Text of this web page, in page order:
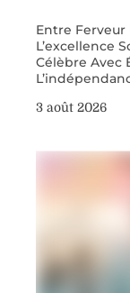
Entre
L’excellence
Célèbre Avec
3 août 2026